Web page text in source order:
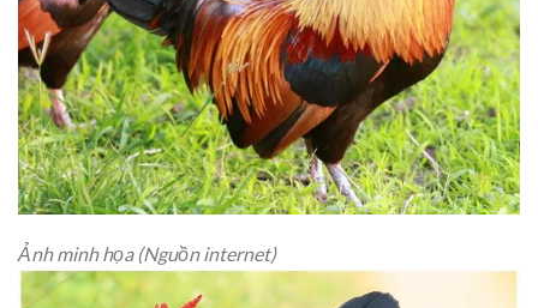
Ảnh minh họa (Nguồn internet)